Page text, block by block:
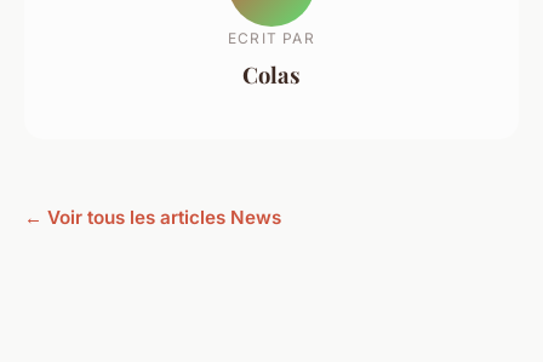
ECRIT PAR
Colas
← Voir tous les articles News